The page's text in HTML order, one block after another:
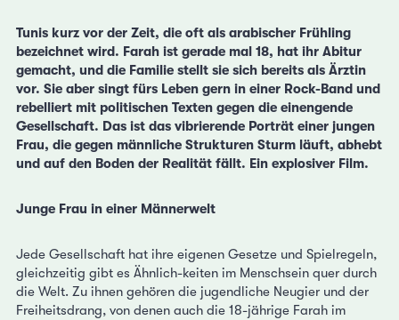
Tunis kurz vor der Zeit, die oft als arabischer Frühling
bezeichnet wird. Farah ist gerade mal 18, hat ihr Abitur
gemacht, und die Familie stellt sie sich bereits als Ärztin
vor. Sie aber singt fürs Leben gern in einer Rock-Band und
rebelliert mit politischen Texten gegen die einengende
Gesellschaft. Das ist das vibrierende Porträt einer jungen
Frau, die gegen männliche Strukturen Sturm läuft, abhebt
und auf den Boden der Realität fällt. Ein explosiver Film.
Junge Frau in einer Männerwelt
Jede Gesellschaft hat ihre eigenen Gesetze und Spielregeln,
gleichzeitig gibt es Ähnlich-keiten im Menschsein quer durch
die Welt. Zu ihnen gehören die jugendliche Neugier und der
Freiheitsdrang, von denen auch die 18-jährige Farah im